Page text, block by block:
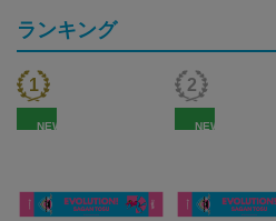
ランキング
NEW NEW